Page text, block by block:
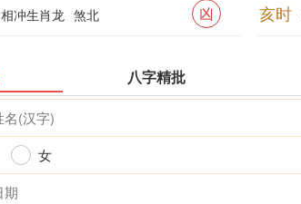
相冲生肖龙 煞北 凶 亥时
八字精批
女